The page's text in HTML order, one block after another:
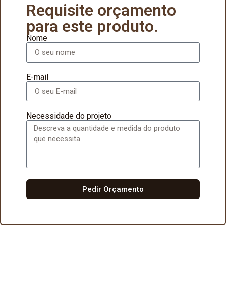
Requisite orçamento
para este produto.
Nome
E-mail
Necessidade do projeto
Pedir Orçamento